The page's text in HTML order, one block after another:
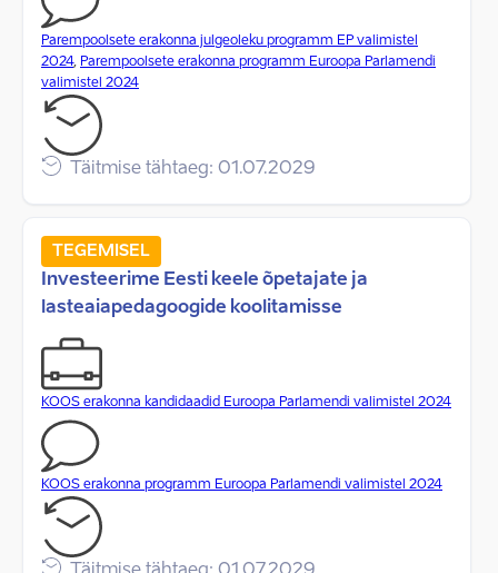
Parempoolsete erakonna julgeoleku programm EP valimistel
2024, Parempoolsete erakonna programm Euroopa Parlamendi
valimistel 2024
Täitmise tähtaeg: 01.07.2029
TEGEMISEL
Investeerime Eesti keele õpetajate ja
lasteaiapedagoogide koolitamisse
KOOS erakonna kandidaadid Euroopa Parlamendi valimistel 2024
KOOS erakonna programm Euroopa Parlamendi valimistel 2024